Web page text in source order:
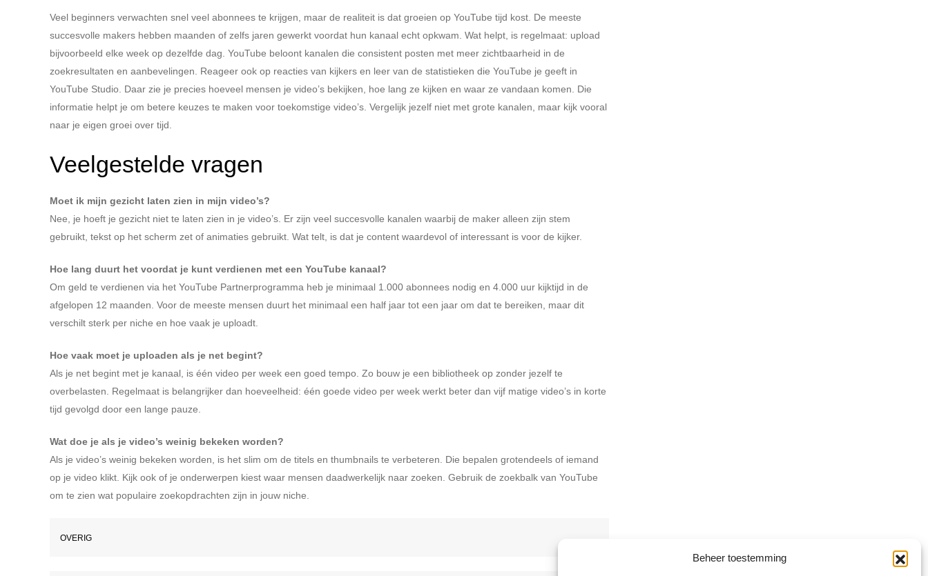
Beheer toestemming
Veel beginners verwachten snel veel abonnees te krijgen, maar de realiteit is dat groeien op YouTube tijd kost. De meeste
succesvolle makers hebben maanden of zelfs jaren gewerkt voordat hun kanaal echt opkwam. Wat helpt, is regelmaat: upload
bijvoorbeeld elke week op dezelfde dag. YouTube beloont kanalen die consistent posten met meer zichtbaarheid in de
zoekresultaten en aanbevelingen. Reageer ook op reacties van kijkers en leer van de statistieken die YouTube je geeft in
YouTube Studio. Daar zie je precies hoeveel mensen je video’s bekijken, hoe lang ze kijken en waar ze vandaan komen. Die
informatie helpt je om betere keuzes te maken voor toekomstige video’s. Vergelijk jezelf niet met grote kanalen, maar kijk vooral
naar je eigen groei over tijd.
Veelgestelde vragen
Moet ik mijn gezicht laten zien in mijn video’s?
Nee, je hoeft je gezicht niet te laten zien in je video’s. Er zijn veel succesvolle kanalen waarbij de maker alleen zijn stem
gebruikt, tekst op het scherm zet of animaties gebruikt. Wat telt, is dat je content waardevol of interessant is voor de kijker.
Hoe lang duurt het voordat je kunt verdienen met een YouTube kanaal?
Om geld te verdienen via het YouTube Partnerprogramma heb je minimaal 1.000 abonnees nodig en 4.000 uur kijktijd in de
afgelopen 12 maanden. Voor de meeste mensen duurt het minimaal een half jaar tot een jaar om dat te bereiken, maar dit
verschilt sterk per niche en hoe vaak je uploadt.
Hoe vaak moet je uploaden als je net begint?
Als je net begint met je kanaal, is één video per week een goed tempo. Zo bouw je een bibliotheek op zonder jezelf te
overbelasten. Regelmaat is belangrijker dan hoeveelheid: één goede video per week werkt beter dan vijf matige video’s in korte
tijd gevolgd door een lange pauze.
Wat doe je als je video’s weinig bekeken worden?
Als je video’s weinig bekeken worden, is het slim om de titels en thumbnails te verbeteren. Die bepalen grotendeels of iemand
op je video klikt. Kijk ook of je onderwerpen kiest waar mensen daadwerkelijk naar zoeken. Gebruik de zoekbalk van YouTube
om te zien wat populaire zoekopdrachten zijn in jouw niche.
OVERIG